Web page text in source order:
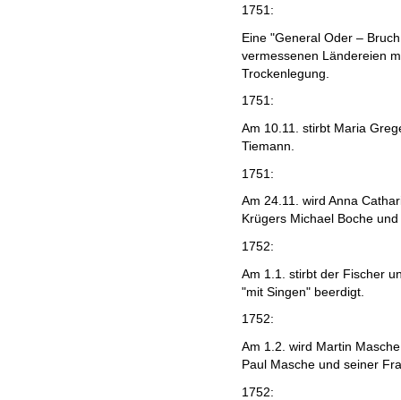
1751:
Eine "General Oder –
vermessenen Ländereien
Trockenlegung.
1751:
Am 10.11. stirbt Maria
Tiemann.
1751:
Am 24.11. wird Anna
Krügers Michael Boche
1752:
Am 1.1. stirbt der Fischer
"mit Singen" beerdigt.
1752:
Am 1.2. wird Martin
Paul Masche und seiner
1752: